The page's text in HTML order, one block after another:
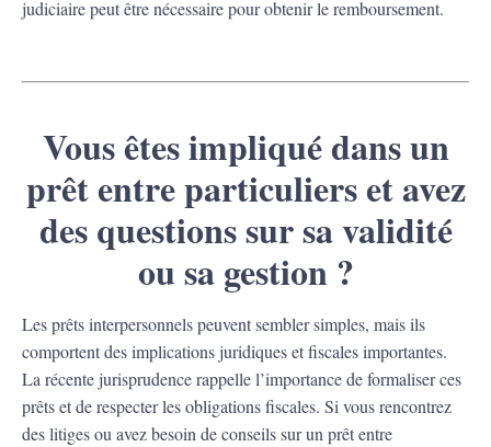
judiciaire peut être nécessaire pour obtenir le remboursement.
Vous êtes impliqué dans un
prêt entre particuliers et avez
des questions sur sa validité
ou sa gestion ?
Les prêts interpersonnels peuvent sembler simples, mais ils
comportent des implications juridiques et fiscales importantes.
La récente jurisprudence rappelle l’importance de formaliser ces
prêts et de respecter les obligations fiscales. Si vous rencontrez
des litiges ou avez besoin de conseils sur un prêt entre